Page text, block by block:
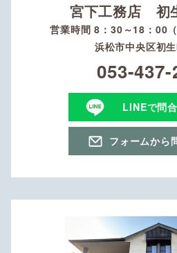
宮下工務店 初
営業時間 8：30～18：00
浜松市中央区初
053-437-
LINEで問
フォームから